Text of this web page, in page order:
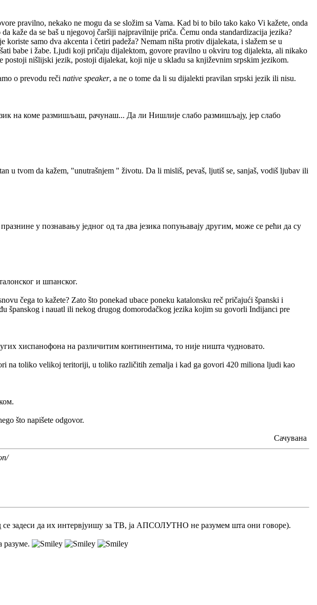
pravilno, nekako ne mogu da se složim sa Vama. Kad bi to bilo tako kako Vi kažete, onda
kaže da se baš u njegovoj čaršiji najpravilnije priča. Čemu onda standardizacija jezika?
samo dva akcenta i četiri padeža? Nemam ništa protiv dijalekata, i slažem se u
babe i žabe. Ljudi koji pričaju dijalektom, govore pravilno u okviru tog dijalekta, ali nikako
nišlijski jezik, postoji dijalekat, koji nije u skladu sa književnim srpskim jezikom.
o prevodu reči native speaker, a ne o tome da li su dijalekti pravilan srpski jezik ili nisu.
на коме размишљаш, рачунаш... Да ли Нишлије слабо размишљају, јер слабо
u tvom da kažem, "unutrašnjem " životu. Da li misliš, pevaš, ljutiš se, sanjaš, vodiš ljubav ili
у познавању једног од та два језика попуњавају другим, може се рећи да су
и шпанског.
čega to kažete? Zato što ponekad ubace poneku katalonsku reč pričajući španski i
španskog i nauatl ili nekog drugog domorodačkog jezika kojim su govorli Indijanci pre
хиспанофона на различитим континентима, то није ништа чудновато.
na toliko velikoj teritoriji, u toliko različitih zemalja i kad ga govori 420 miliona ljudi kao
što napišete odgovor.
Сачувана
задеси да их интервјуишу за ТВ, ја АПСОЛУТНО не разумем шта они говоре).
разуме.